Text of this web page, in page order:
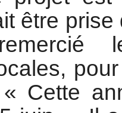
être prise
« Cette